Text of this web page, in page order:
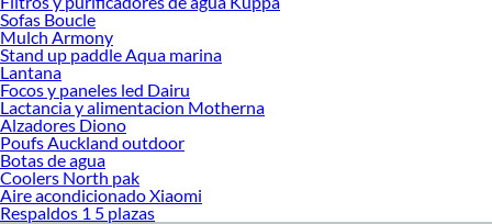
Sofas Boucle
Mulch Armony
Stand up paddle Aqua marina
Lantana
Focos y paneles led Dairu
Lactancia y alimentacion Motherna
Alzadores Diono
Poufs Auckland outdoor
Botas de agua
Coolers North pak
Aire acondicionado Xiaomi
Respaldos 1 5 plazas